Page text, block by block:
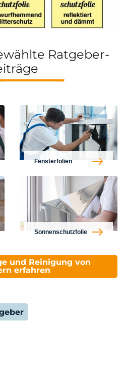
Ratgeber-
Fensterfolien
Sonnenschutzfolie
und Reinigung von
erfahren